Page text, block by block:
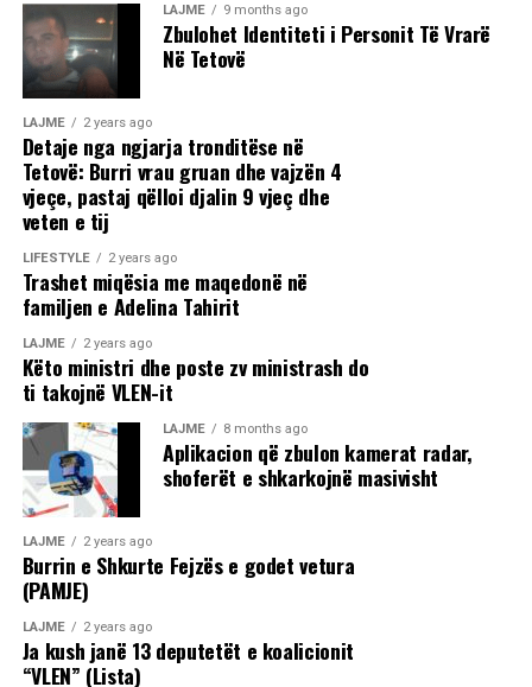
LAJME 9 months ago
Zbulohet Identiteti i Personit Të Vrarë
Në Tetovë
LAJME 2 years ago
Detaje nga ngjarja tronditëse në
Tetovë: Burri vrau gruan dhe vajzën 4
vjeçe, pastaj qëlloi djalin 9 vjeç dhe
veten e tij
LIFESTYLE 2 years ago
Trashet miqësia me maqedonë në
familjen e Adelina Tahirit
LAJME 2 years ago
Këto ministri dhe poste zv ministrash do
ti takojnë VLEN-it
LAJME 8 months ago
Aplikacion që zbulon kamerat radar,
shoferët e shkarkojnë masivisht
LAJME 2 years ago
Burrin e Shkurte Fejzës e godet vetura
(PAMJE)
LAJME 2 years ago
Ja kush janë 13 deputetët e koalicionit
“VLEN” (Lista)